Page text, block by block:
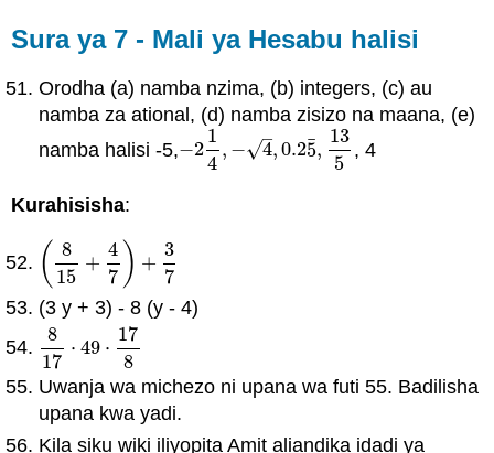
Sura ya 7 - Mali ya Hesabu halisi
Orodha (a) namba nzima, (b) integers, (c) au
namba za ational, (d) namba zisizo na maana, (e)
namba halisi -5,−2
1
4
, − 4
–
√ , 0.25
¯,
13
5
−214, −4,0.25¯,135 , 4
Kurahisisha:
( 8
15
+
4
7 ) +
3
7
( 815 +4 7)+37
(3 y + 3) - 8 (y - 4)
8
17
⋅ 49 ⋅
17
8
817⋅ 49 ⋅178
Uwanja wa michezo ni upana wa futi 55. Badilisha
upana kwa yadi.
Kila siku wiki iliyopita Amit aliandika idadi ya